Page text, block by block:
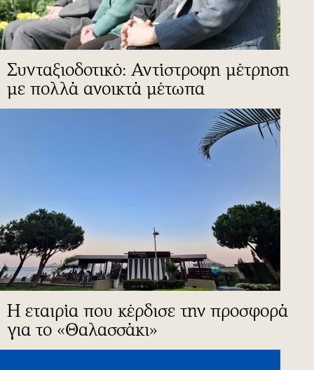
Συνταξιοδοτικό: Αντίστροφη μέτρηση
με πολλά ανοικτά μέτωπα
Η εταιρία που κέρδισε την προσφορά
για το «Θαλασσάκι»